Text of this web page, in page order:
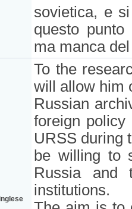
sovietica, e
questo
ma manca
To the
will allow him
Russian
foreign policy
URSS during
be willing to
Russia and
institutions.